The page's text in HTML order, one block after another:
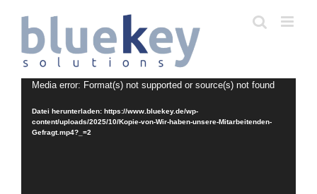
springen
Video-
Media error: Format(s) not supported or source(s) not found
Datei herunterladen: https://www.bluekey.de/wp-
content/uploads/2025/10/Kopie-von-Wir-haben-unsere-Mitarbeitenden-
Gefragt.mp4?_=2